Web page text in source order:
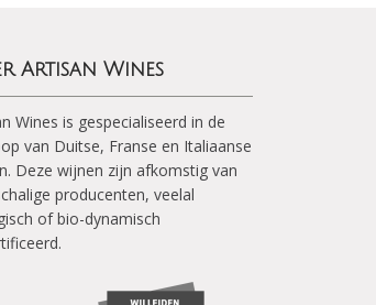
Artisan Wines
Wines is gespecialiseerd in de
van Duitse, Franse en Italiaanse
Deze wijnen zijn afkomstig van
producenten, veelal
of bio-dynamisch